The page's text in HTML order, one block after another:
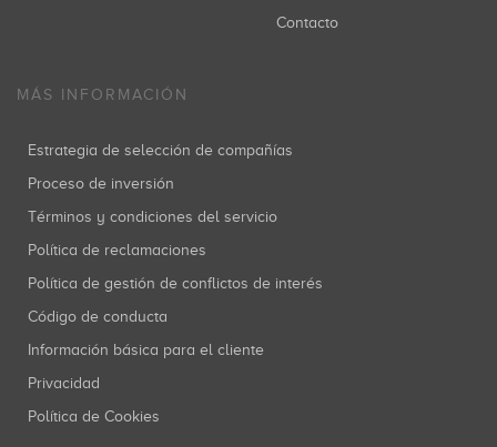
Contacto
MÁS INFORMACIÓN
Estrategia de selección de compañías
Proceso de inversión
Términos y condiciones del servicio
Política de reclamaciones
Política de gestión de conflictos de interés
Código de conducta
Información básica para el cliente
Privacidad
Política de Cookies